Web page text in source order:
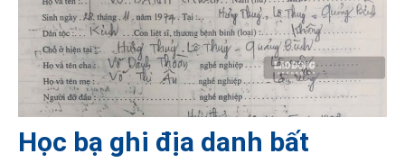
Học bạ ghi địa danh bất